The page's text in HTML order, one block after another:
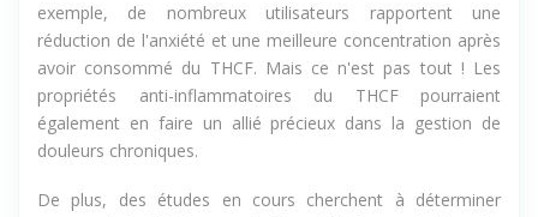
exemple, de nombreux utilisateurs rapportent une
réduction de l'anxiété et une meilleure concentration après
avoir consommé du THCF. Mais ce n'est pas tout ! Les
propriétés anti-inflammatoires du THCF pourraient
également en faire un allié précieux dans la gestion de
douleurs chroniques.
De plus, des études en cours cherchent à déterminer